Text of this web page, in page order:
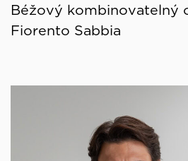
Béžový kombinovatelný
Fiorento Sabbia